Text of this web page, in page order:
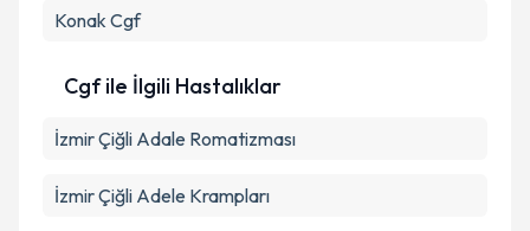
Konak Cgf
Cgf ile İlgili Hastalıklar
İzmir Çiğli Adale Romatizması
İzmir Çiğli Adele Krampları